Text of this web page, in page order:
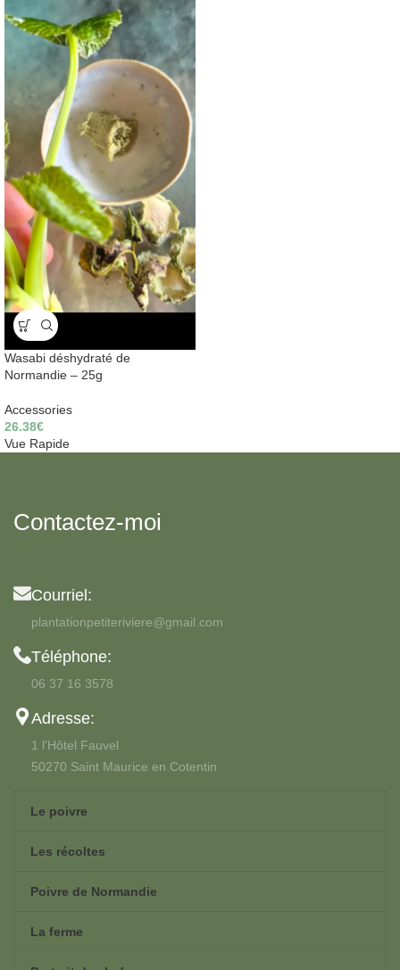
Wasabi déshydraté de
Normandie – 25g
Accessories
26.38€
Vue Rapide
Contactez-moi
Courriel:
plantationpetiteriviere@gmail.com
Téléphone:
06 37 16 3578
Adresse:
1 l’Hôtel Fauvel
50270 Saint Maurice en Cotentin
Le poivre
Les récoltes
Poivre de Normandie
La ferme